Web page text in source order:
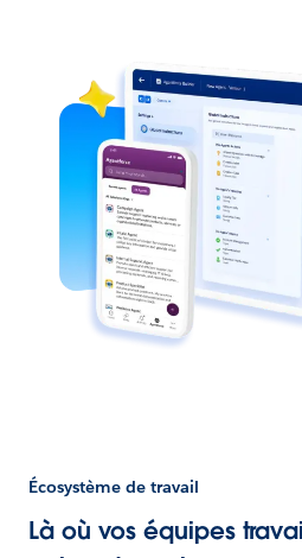
Écosystème de travail
Là où vos équipes